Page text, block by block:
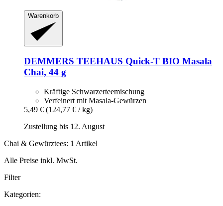
Warenkorb
DEMMERS TEEHAUS Quick-​T BIO Masala
Chai, 44 g
Kräftige Schwarzerteemischung
Verfeinert mit Masala-Gewürzen
5,49 € (124,77 € / kg)
Zustellung bis 12. August
Chai & Gewürztees: 1 Artikel
Alle Preise inkl. MwSt.
Filter
Kategorien: